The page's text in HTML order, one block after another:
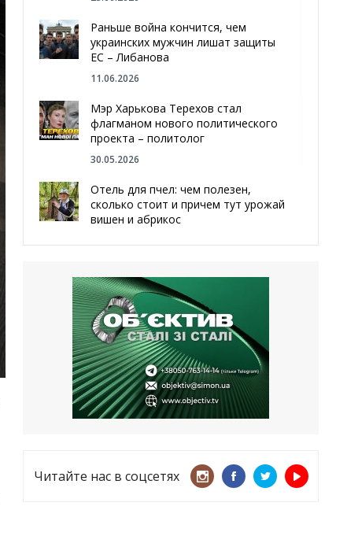
Раньше война кончится, чем
украинских мужчин лишат защиты
ЕС – Либанова
11.06.2026
Мэр Харькова Терехов стал
флагманом нового политического
проекта – политолог
30.05.2026
Отель для пчел: чем полезен,
сколько стоит и причем тут урожай
вишен и абрикос
Чугуева, города, который устоял,
несмотря ни на что
21.05.2026
«ТЦК нарушает закон? Пусть
платят!» Как благодаря штрафу
женщину сняли с учета
15.05.2026
Читайте нас в соцсетях